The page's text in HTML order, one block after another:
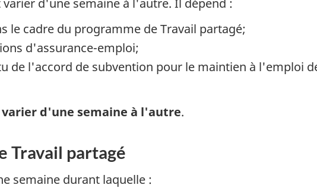
le cadre du programme de Travail partagé;
d'assurance-emploi;
de l'accord de subvention pour le maintien à l'emploi
varier d'une semaine à l'autre.
Travail partagé
semaine durant laquelle :